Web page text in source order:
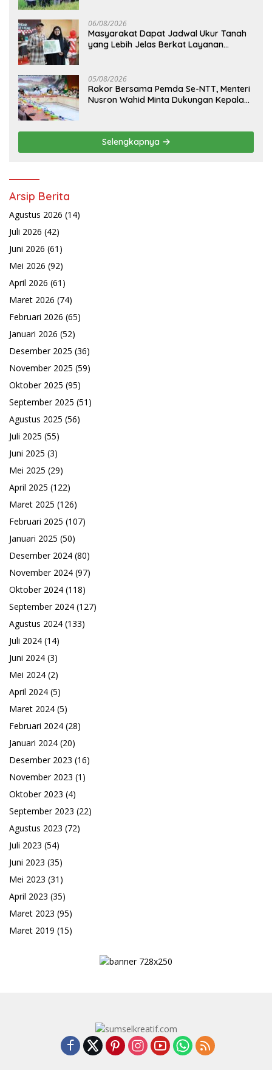
06/08/2026
Masyarakat Dapat Jadwal Ukur Tanah
yang Lebih Jelas Berkat Layanan
05/08/2026
Rakor Bersama Pemda Se-NTT, Menteri
Nusron Wahid Minta Dukungan Kepala
Selengkapnya
Arsip Berita
Agustus 2026 (14)
Juli 2026 (42)
Juni 2026 (61)
Mei 2026 (92)
April 2026 (61)
Maret 2026 (74)
Februari 2026 (65)
Januari 2026 (52)
Desember 2025 (36)
November 2025 (59)
Oktober 2025 (95)
September 2025 (51)
Agustus 2025 (56)
Juli 2025 (55)
Juni 2025 (3)
Mei 2025 (29)
April 2025 (122)
Maret 2025 (126)
Februari 2025 (107)
Januari 2025 (50)
Desember 2024 (80)
November 2024 (97)
Oktober 2024 (118)
September 2024 (127)
Agustus 2024 (133)
Juli 2024 (14)
Juni 2024 (3)
Mei 2024 (2)
April 2024 (5)
Maret 2024 (5)
Februari 2024 (28)
Januari 2024 (20)
Desember 2023 (16)
November 2023 (1)
Oktober 2023 (4)
September 2023 (22)
Agustus 2023 (72)
Juli 2023 (54)
Juni 2023 (35)
Mei 2023 (31)
April 2023 (35)
Maret 2023 (95)
Maret 2019 (15)